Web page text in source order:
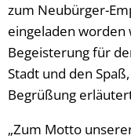
zum Neubürger-
eingeladen
Begeisterung für
Stadt und den
Begrüßung
„Zum Motto